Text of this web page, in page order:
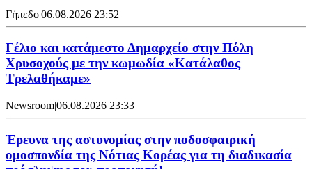
Γήπεδο|06.08.2026 23:52
Γέλιο και κατάμεστο Δημαρχείο στην Πόλη
Χρυσοχούς με την κωμωδία «Κατάλαθος
Τρελαθήκαμε»
Newsroom|06.08.2026 23:33
Έρευνα της αστυνομίας στην ποδοσφαιρική
ομοσπονδία της Νότιας Κορέας για τη διαδικασία